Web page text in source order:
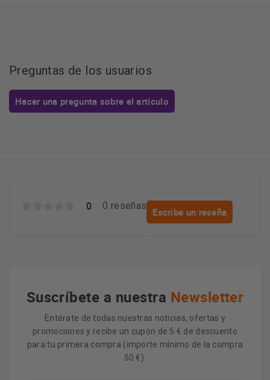
Preguntas de los usuarios
Hacer una pregunta sobre el artículo
0 0 reseñas
Escribe un reseña
Suscríbete a nuestra Newsletter
Entérate de todas nuestras noticias, ofertas y
promociones y recibe un cupón de 5 € de descuento
para tu primera compra (importe mínimo de la compra
50 €).